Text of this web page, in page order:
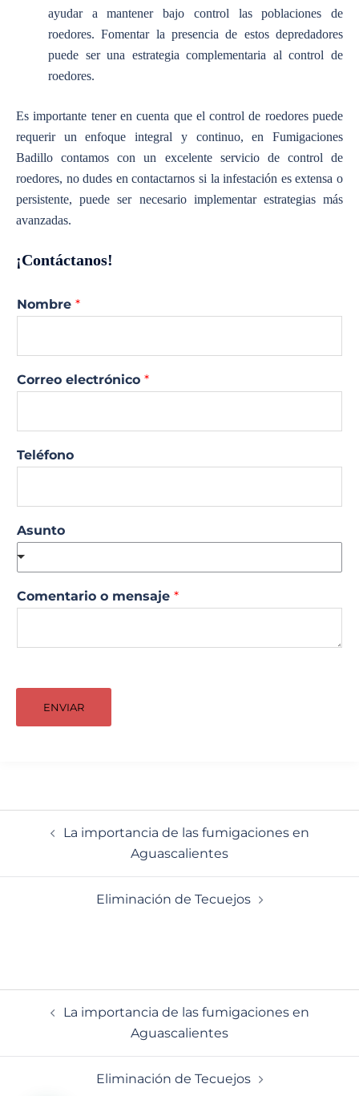
ayudar a mantener bajo control las poblaciones de
roedores. Fomentar la presencia de estos depredadores
puede ser una estrategia complementaria al control de
roedores.
Es importante tener en cuenta que el control de roedores puede
requerir un enfoque integral y continuo, en Fumigaciones
Badillo contamos con un excelente servicio de control de
roedores, no dudes en contactarnos si la infestación es extensa o
persistente, puede ser necesario implementar estrategias más
avanzadas.
¡Contáctanos!
Nombre *
Correo electrónico *
Teléfono
Asunto
Comentario o mensaje *
ENVIAR
La importancia de las fumigaciones en
Aguascalientes
Eliminación de Tecuejos
La importancia de las fumigaciones en
Aguascalientes
Eliminación de Tecuejos